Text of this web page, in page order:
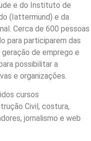
e do Instituto de
(Iattermund) e da
Cerca de 600 pessoas
para participarem das
de emprego e
possibilitar a
e organizações.
cursos
Civil, costura,
jornalismo e web